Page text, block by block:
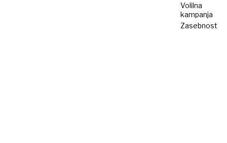
Volilna
kampanja
Zasebnost